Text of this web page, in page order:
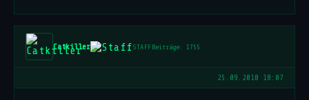
Catkiller STAFFBeiträge: 1755
25.09.2010 18:07